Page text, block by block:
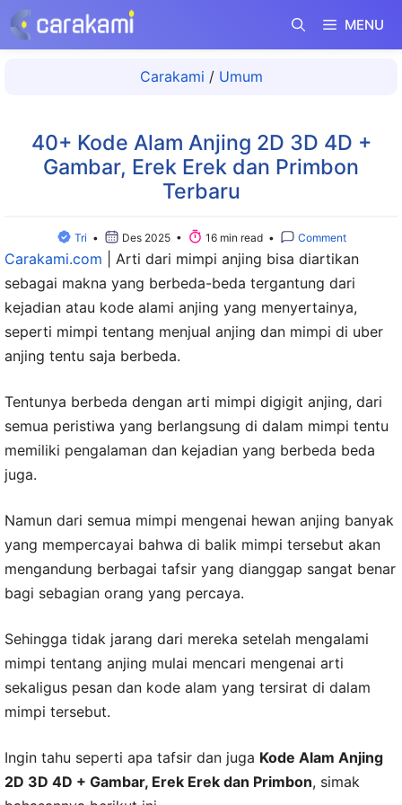
Langsung
ke
MENU
Carakami / Umum
40+ Kode Alam Anjing 2D 3D 4D +
Gambar, Erek Erek dan Primbon
Terbaru
Tri • Des 2025 • 16 min read • Comment
Carakami.com
Arti dari mimpi anjing bisa diartikan
sebagai makna yang berbeda-beda tergantung dari
kejadian atau kode alami anjing yang menyertainya,
seperti mimpi tentang menjual anjing dan mimpi di uber
anjing tentu saja berbeda.
Tentunya berbeda dengan arti mimpi digigit anjing, dari
semua peristiwa yang berlangsung di dalam mimpi tentu
memiliki pengalaman dan kejadian yang berbeda beda
juga.
Namun dari semua mimpi mengenai hewan anjing banyak
yang mempercayai bahwa di balik mimpi tersebut akan
mengandung berbagai tafsir yang dianggap sangat benar
bagi sebagian orang yang percaya.
Sehingga tidak jarang dari mereka setelah mengalami
mimpi tentang anjing mulai mencari mengenai arti
sekaligus pesan dan kode alam yang tersirat di dalam
mimpi tersebut.
Ingin tahu seperti apa tafsir dan juga Kode Alam Anjing
2D 3D 4D + Gambar, Erek Erek dan Primbon, simak